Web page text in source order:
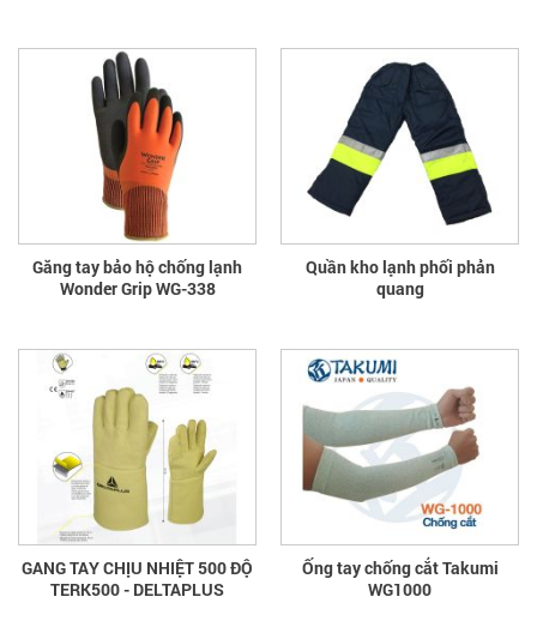
Găng tay bảo hộ chống lạnh
Wonder Grip WG-338
Quần kho lạnh phối phản
quang
GANG TAY CHỊU NHIỆT 500 ĐỘ
TERK500 - DELTAPLUS
Ống tay chống cắt Takumi
WG1000